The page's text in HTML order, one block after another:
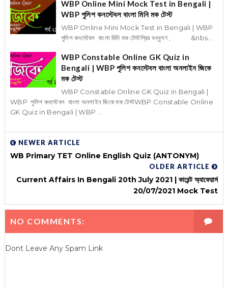
WBP Online Mini Mock Test in Bengali |
WBP পুলিশ কনস্টেবল বাংলা মিনি মক টেস্ট
WBP Online Mini Mock Test in Bengali | WBP
পুলিশ কনস্টেবল বাংলা মিনি মক টেস্টপ্রিয় বন্ধুগণ , &nbs...
WBP Constable Online GK Quiz in
Bengali | WBP পুলিশ কনস্টেবল বাংলা অনলাইন জিকে
মক টেস্ট
WBP Constable Online GK Quiz in Bengali |
WBP পুলিশ কনস্টেবল বাংলা অনলাইন জিকে মক টেস্টWBP Constable Online
GK Quiz in Bengali | WBP ...
NEWER ARTICLE
WB Primary TET Online English Quiz (ANTONYM)
OLDER ARTICLE
Current Affairs In Bengali 20th July 2021 | কারেন্ট অ্যাফেয়ার্স
20/07/2021 Mock Test
NO COMMENTS:
Dont Leave Any Spam Link